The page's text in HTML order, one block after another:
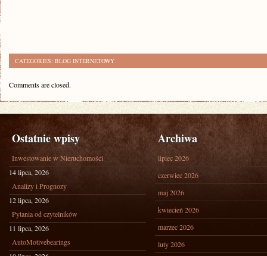
CATEGORIES: BLOG INTERNETOWY
Comments are closed.
Ostatnie wpisy
Inwestowanie w Nieruchomości
14 lipca, 2026
Analizy i Prognozy
12 lipca, 2026
Pytania od czytelników
11 lipca, 2026
AutoMotivebearings
Archiwa
lipiec 2026
czerwiec 2026
maj 2026
kwiecień 2026
marzec 2026
luty 2026